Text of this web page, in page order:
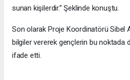
sunan kişilerdir.” Şeklinde konuştu.
Son olarak Proje Koordinatörü Sibel
bilgiler vererek gençlerin bu noktada
ifade etti.